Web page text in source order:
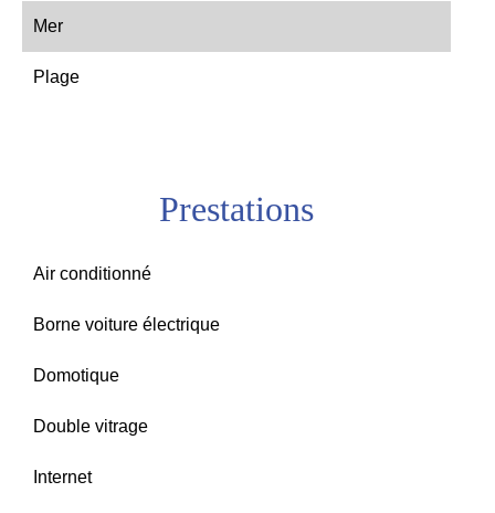
Mer
Plage
Prestations
Air conditionné
Borne voiture électrique
Domotique
Double vitrage
Internet